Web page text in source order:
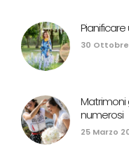
30 Ottobre
numerosi
25 Marzo